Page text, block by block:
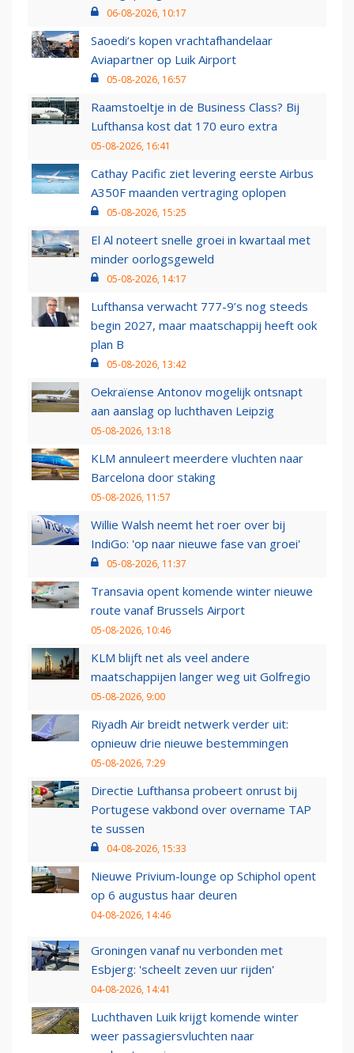
06-08-2026, 10:17
Saoedi’s kopen vrachtafhandelaar
Aviapartner op Luik Airport
05-08-2026, 16:57
Raamstoeltje in de Business Class? Bij
Lufthansa kost dat 170 euro extra
05-08-2026, 16:41
Cathay Pacific ziet levering eerste Airbus
A350F maanden vertraging oplopen
05-08-2026, 15:25
El Al noteert snelle groei in kwartaal met
minder oorlogsgeweld
05-08-2026, 14:17
Lufthansa verwacht 777-9’s nog steeds
begin 2027, maar maatschappij heeft ook
plan B
05-08-2026, 13:42
Oekraïense Antonov mogelijk ontsnapt
aan aanslag op luchthaven Leipzig
05-08-2026, 13:18
KLM annuleert meerdere vluchten naar
Barcelona door staking
05-08-2026, 11:57
Willie Walsh neemt het roer over bij
IndiGo: 'op naar nieuwe fase van groei'
05-08-2026, 11:37
Transavia opent komende winter nieuwe
route vanaf Brussels Airport
05-08-2026, 10:46
KLM blijft net als veel andere
maatschappijen langer weg uit Golfregio
05-08-2026, 9:00
Riyadh Air breidt netwerk verder uit:
opnieuw drie nieuwe bestemmingen
05-08-2026, 7:29
Directie Lufthansa probeert onrust bij
Portugese vakbond over overname TAP
te sussen
04-08-2026, 15:33
Nieuwe Privium-lounge op Schiphol opent
op 6 augustus haar deuren
04-08-2026, 14:46
Groningen vanaf nu verbonden met
Esbjerg: 'scheelt zeven uur rijden'
04-08-2026, 14:41
Luchthaven Luik krijgt komende winter
weer passagiersvluchten naar